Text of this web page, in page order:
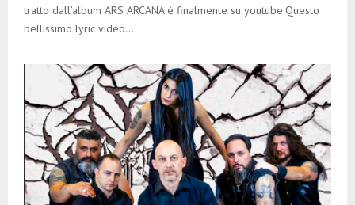
tratto dall’album ARS ARCANA è finalmente su youtube.Questo
bellissimo lyric video...